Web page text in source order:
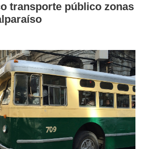
transporte público zonas